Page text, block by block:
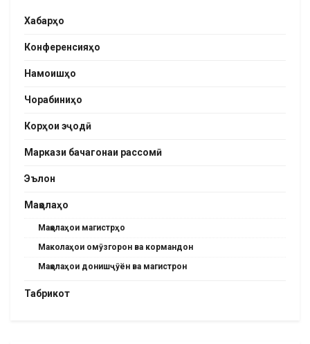
Хабарҳо
Конференсияҳо
Намоишҳо
Чорабиниҳо
Корҳои эҷодӣ
Маркази бачагонаи рассомӣ
Эълон
Мақолаҳо
Мақолаҳои магистрҳо
Маколаҳои омӯзгорон ва кормандон
Мақолаҳои донишҷӯён ва магистрон
Табрикот